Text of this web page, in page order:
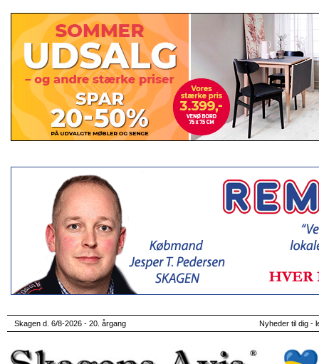
Skagen d. 6/8-2026 - 20. årgang Nyheder til dig -